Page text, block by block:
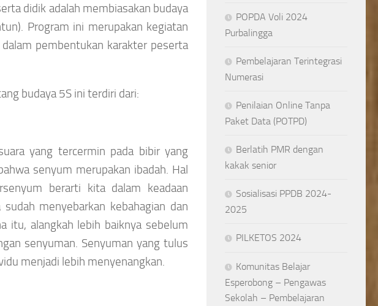
didik adalah membiasakan budaya
Program ini merupakan kegiatan
pembentukan karakter peserta
budaya 5S ini terdiri dari:
yang tercermin pada bibir yang
senyum merupakan ibadah. Hal
berarti kita dalam keadaan
menyebarkan kebahagian dan
itu, alangkah lebih baiknya sebelum
senyuman. Senyuman yang tulus
menjadi lebih menyenangkan.
POPDA Voli 2024
Purbalingga
Pembelajaran Terintegrasi
Numerasi
Penilaian Online Tanpa
Paket Data (POTPD)
Berlatih PMR dengan
kakak senior
Sosialisasi PPDB 2024-
2025
PILKETOS 2024
Komunitas Belajar
Esperobong – Pengawas
Sekolah – Pembelajaran